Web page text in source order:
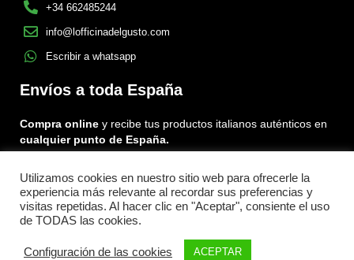
+34 662485244
info@lofficinadelgusto.com
Escribir a whatsapp
Envíos a toda España
Compra online y recibe tus productos italianos auténticos en
cualquier punto de España.
Encuéntranos en:
FacebookInstagram
Tiktok
Menu
Utilizamos cookies en nuestro sitio web para ofrecerle la
experiencia más relevante al recordar sus preferencias y
visitas repetidas. Al hacer clic en "Aceptar", consiente el uso
de TODAS las cookies.
Configuración de las cookies ACEPTAR